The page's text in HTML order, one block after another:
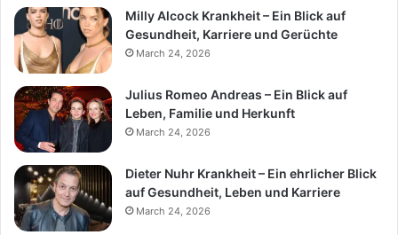
Milly Alcock Krankheit – Ein Blick auf
Gesundheit, Karriere und Gerüchte
March 24, 2026
Julius Romeo Andreas – Ein Blick auf
Leben, Familie und Herkunft
March 24, 2026
Dieter Nuhr Krankheit – Ein ehrlicher Blick
auf Gesundheit, Leben und Karriere
March 24, 2026